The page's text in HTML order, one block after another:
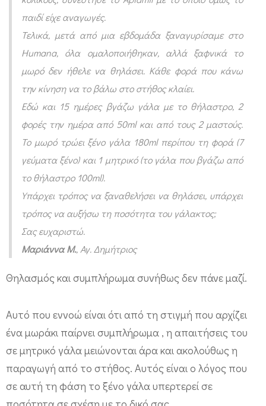
ε
ι
ο
σ
τ
ή
παιδί είχε αναγωγές.
Τελικά, μετά από μια εβδομάδα ξαναγυρίσαμε στο
Humana, όλα ομαλοποιήθηκαν, αλλά ξαφνικά το
μωρό δεν ήθελε να θηλάσει. Κάθε φορά που κάνω
την κίνηση να το βάλω στο στήθος κλαίει.
Εδώ και 15 ημέρες βγάζω γάλα με το θήλαστρο, 2
φορές την ημέρα από 50ml και από τους 2 μαστούς.
Το μωρό τρώει ξένο γάλα 180ml περίπου τη φορά (7
γεύματα ξένο) και 1 μητρικό (το γάλα που βγάζω από
το θήλαστρο 100ml).
Υπάρχει τρόπος να ξαναθελήσει να θηλάσει, υπάρχει
τρόπος να αυξήσω τη ποσότητα του γάλακτος;
Σας ευχαριστώ.
Μαριάννα Μ., Αγ. Δημήτριος
Θηλασμός και συμπλήρωμα συνήθως δεν πάνε μαζί.
Αυτό που εννοώ είναι ότι από τη στιγμή που αρχίζει
ένα μωράκι παίρνει συμπλήρωμα , η απαιτήσεις του
σε μητρικό γάλα μειώνονται άρα και ακολούθως η
παραγωγή από το στήθος. Αυτός είναι ο λόγος που
σε αυτή τη φάση το ξένο γάλα υπερτερεί σε